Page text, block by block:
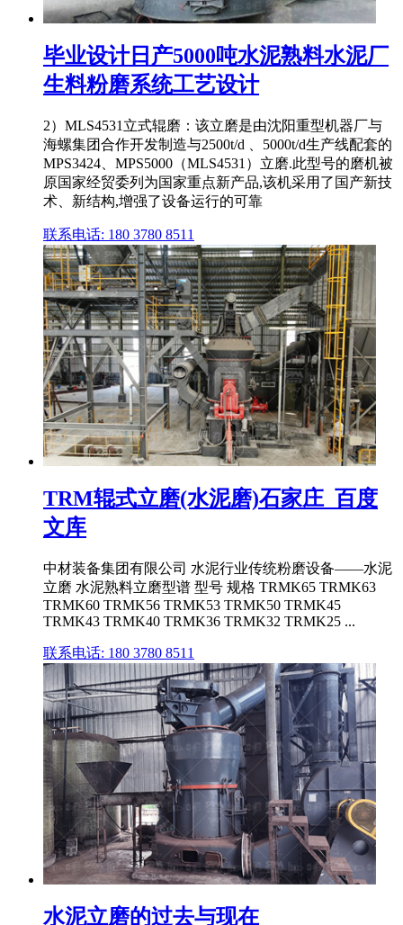
毕业设计日产5000吨水泥熟料水泥厂
生料粉磨系统工艺设计
2）MLS4531立式辊磨：该立磨是由沈阳重型机器厂与
海螺集团合作开发制造与2500t/d 、5000t/d生产线配套的
MPS3424、MPS5000（MLS4531）立磨.此型号的磨机被
原国家经贸委列为国家重点新产品,该机采用了国产新技
术、新结构,增强了设备运行的可靠
联系电话: 180 3780 8511
TRM辊式立磨(水泥磨)石家庄_百度
文库
中材装备集团有限公司 水泥行业传统粉磨设备——水泥
立磨 水泥熟料立磨型谱 型号 规格 TRMK65 TRMK63
TRMK60 TRMK56 TRMK53 TRMK50 TRMK45
TRMK43 TRMK40 TRMK36 TRMK32 TRMK25 ...
联系电话: 180 3780 8511
水泥立磨的过去与现在